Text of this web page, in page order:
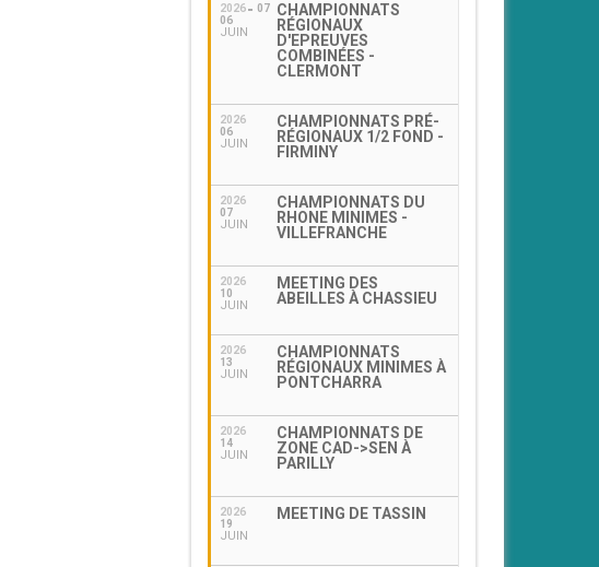
2026
06
JUIN
07
CHAMPIONNATS
RÉGIONAUX
D'EPREUVES
COMBINÉES -
CLERMONT
2026
06
JUIN
CHAMPIONNATS PRÉ-
RÉGIONAUX 1/2 FOND -
FIRMINY
2026
07
JUIN
CHAMPIONNATS DU
RHONE MINIMES -
VILLEFRANCHE
2026
10
JUIN
MEETING DES
ABEILLES À CHASSIEU
2026
13
JUIN
CHAMPIONNATS
RÉGIONAUX MINIMES À
PONTCHARRA
2026
14
JUIN
CHAMPIONNATS DE
ZONE CAD->SEN À
PARILLY
2026
19
JUIN
MEETING DE TASSIN